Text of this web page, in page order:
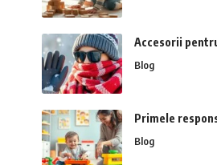
Accesorii
Blog
Primele
Blog